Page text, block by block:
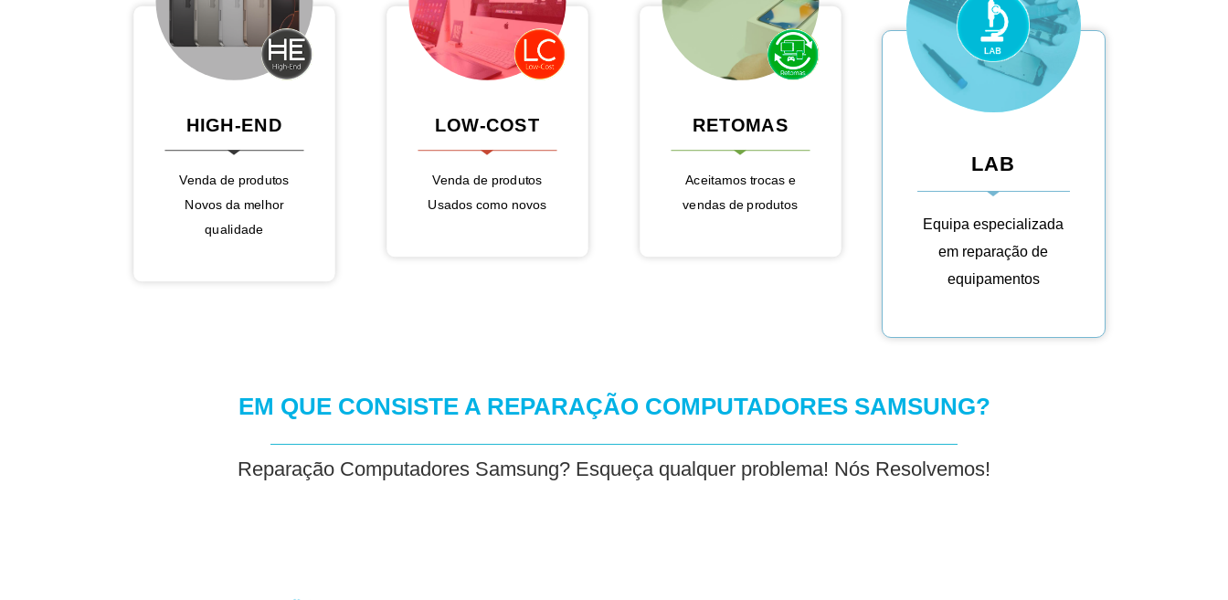
HIGH-END
Venda de produtos
Novos da melhor
qualidade
LOW-COST
Venda de produtos
Usados como novos
RETOMAS
Aceitamos trocas e
vendas de produtos
LAB
Equipa especializada
em reparação de
equipamentos
EM QUE CONSISTE A REPARAÇÃO COMPUTADORES SAMSUNG?
Reparação Computadores Samsung? Esqueça qualquer problema! Nós Resolvemos!